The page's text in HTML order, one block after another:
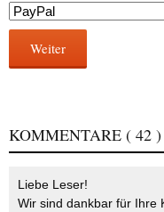
Weiter
KOMMENTARE ( 42 )
Liebe Leser!
Wir sind dankbar für Ihre